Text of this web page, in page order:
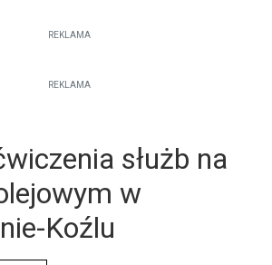
REKLAMA
REKLAMA
służb na
w
Koźlu